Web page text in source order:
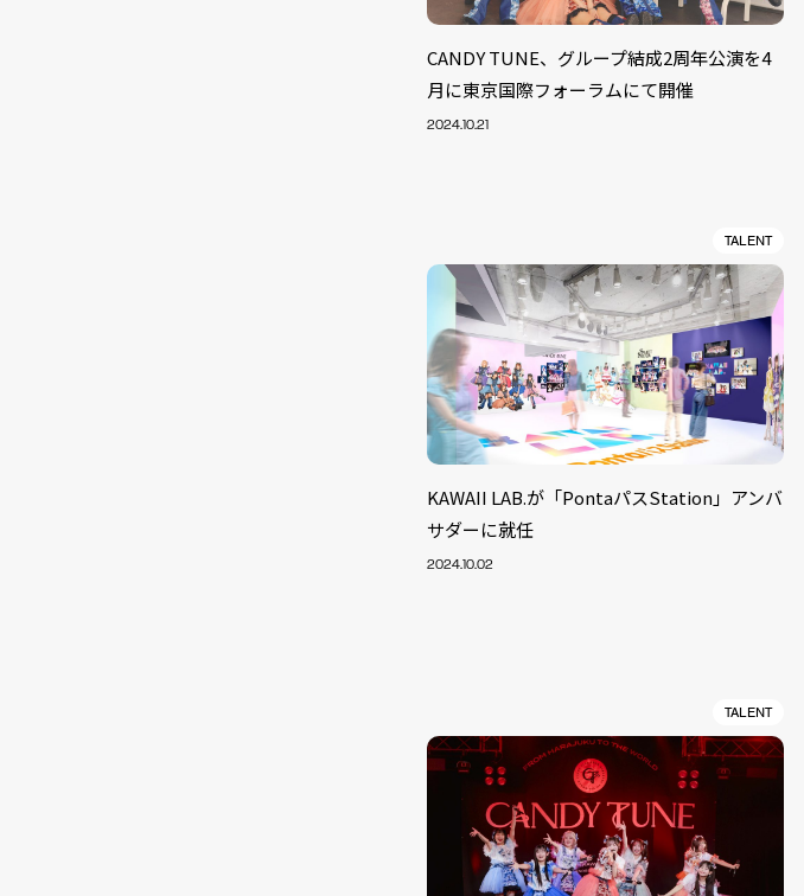
CANDY TUNE、グループ結成2周年公演を4
月に東京国際フォーラムにて開催
2024.10.21
TALENT
KAWAII LAB.が「PontaパスStation」アンバ
サダーに就任
2024.10.02
TALENT